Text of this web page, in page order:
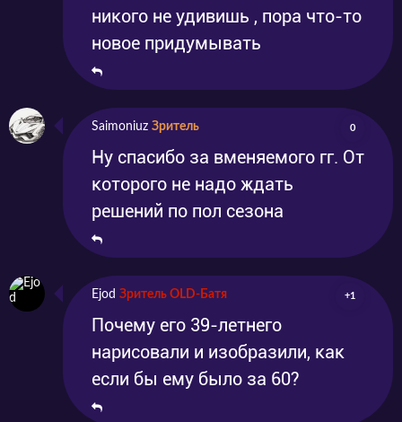
никого не удивишь , пора что-то
новое придумывать
Saimoniuz Зритель 0
Ну спасибо за вменяемого гг. От
которого не надо ждать
решений по пол сезона
Ejod Зритель OLD-Батя +1
Почему его 39-летнего
нарисовали и изобразили, как
если бы ему было за 60?